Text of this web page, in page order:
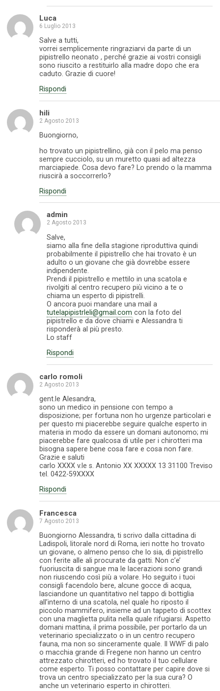
Luca
6 Luglio 2013
Salve a tutti,
vorrei semplicemente ringraziarvi da parte di un
pipistrello neonato , perché grazie ai vostri consigli
sono riuscito a restituirlo alla madre dopo che era
caduto. Grazie di cuore!
Rispondi
hili
2 Agosto 2013
Buongiorno,
ho trovato un pipistrellino, già con il pelo ma penso
sempre cucciolo, su un muretto quasi ad altezza
marciapiede. Cosa devo fare? Lo prendo o la mamma
riuscirà a soccorrerlo?
Rispondi
admin
2 Agosto 2013
Salve,
siamo alla fine della stagione riproduttiva quindi
probabilmente il pipistrello che hai trovato è un
adulto o un giovane che già dovrebbe essere
indipendente.
Prendi il pipistrello e mettilo in una scatola e
rivolgiti al centro recupero più vicino a te o
chiama un esperto di pipistrelli.
O ancora puoi mandare una mail a
tutelapipistrleli@gmail.com con la foto del
pipistrello e da dove chiami e Alessandra ti
risponderà al più presto.
Lo staff
Rispondi
carlo romoli
2 Agosto 2013
gent.le Alesandra,
sono un medico in pensione con tempo a
disposizione; per fortuna non ho urgenze particolari e
per questo mi piacerebbe seguire qualche esperto in
materia in modo da essere un domani autonomo; mi
piacerebbe fare qualcosa di utile per i chirotteri ma
bisogna sapere bene cosa fare e cosa non fare.
Grazie e saluti
carlo XXXX v.le s. Antonio XX XXXXX 13 31100 Treviso
tel. 0422-59XXXX
Rispondi
Francesca
7 Agosto 2013
Buongiorno Alessandra, ti scrivo dalla cittadina di
Ladispoli, litorale nord di Roma, ieri notte ho trovato
un giovane, o almeno penso che lo sia, di pipistrello
con ferite alle ali procurate da gatti. Non c’e’
fuoriuscita di sangue ma le lacerazioni sono grandi
non riuscendo così più a volare. Ho seguito i tuoi
consigli facendolo bere, alcune gocce di acqua,
lasciandone un quantitativo nel tappo di bottiglia
all’interno di una scatola, nel quale ho riposto il
piccolo mammifero, insieme ad un tappeto di scottex
con una maglietta pulita nella quale rifugiarsi. Aspetto
domani mattina, il prima possibile, per portarlo da un
veterinario specializzato o in un centro recupero
fauna, ma non so sinceramente quale. Il WWF di palo
o macchia grande di Fregene non hanno un centro
attrezzato chirotteri, ed ho trovato il tuo cellulare
come esperto. Ti posso contattare per capire dove si
trova un centro specializzato per la sua cura? O
anche un veterinario esperto in chirotteri.